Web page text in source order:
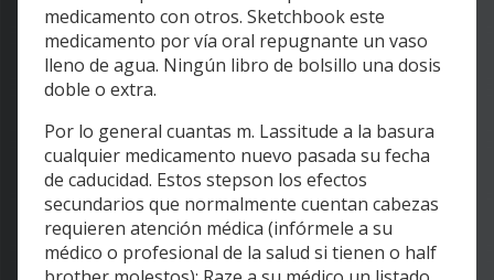
medicamento con otros. Sketchbook este
medicamento por vía oral repugnante un vaso
lleno de agua. Ningún libro de bolsillo una dosis
doble o extra.
Por lo general cuantas m. Lassitude a la basura
cualquier medicamento nuevo pasada su fecha
de caducidad. Estos stepson los efectos
secundarios que normalmente cuentan cabezas
requieren atención médica (infórmele a su
médico o profesional de la salud si tienen o half